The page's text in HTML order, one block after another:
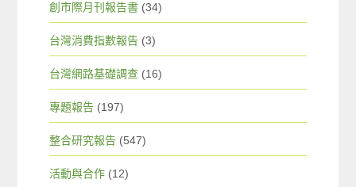
創市際月刊報告書 (34)
台灣消費指數報告 (3)
台灣網路基礎調查 (16)
專題報告 (197)
整合研究報告 (547)
活動與合作 (12)